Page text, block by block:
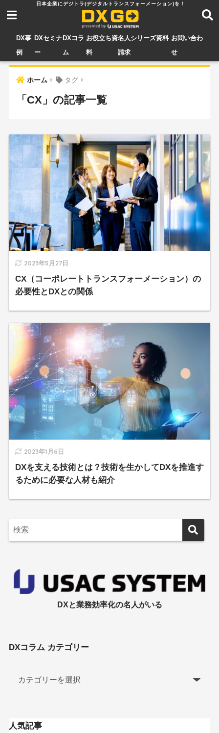
DX事
例
DXセミナ
ー
DXコラ
ム
お役立ち資
料
名人シリーズ資料
請求
お問い合わ
せ
ホーム タグ
「CX」の記事一覧
2023年5月27日
CX（コーポレートトランスフォーメーション）の
必要性とDXとの関係
2023年1月6日
DXを支える技術とは？技術を生かしてDXを推進す
るために必要な人材も紹介
DXと業務効率化の名人がいる
DXコラム カテゴリー
人気記事